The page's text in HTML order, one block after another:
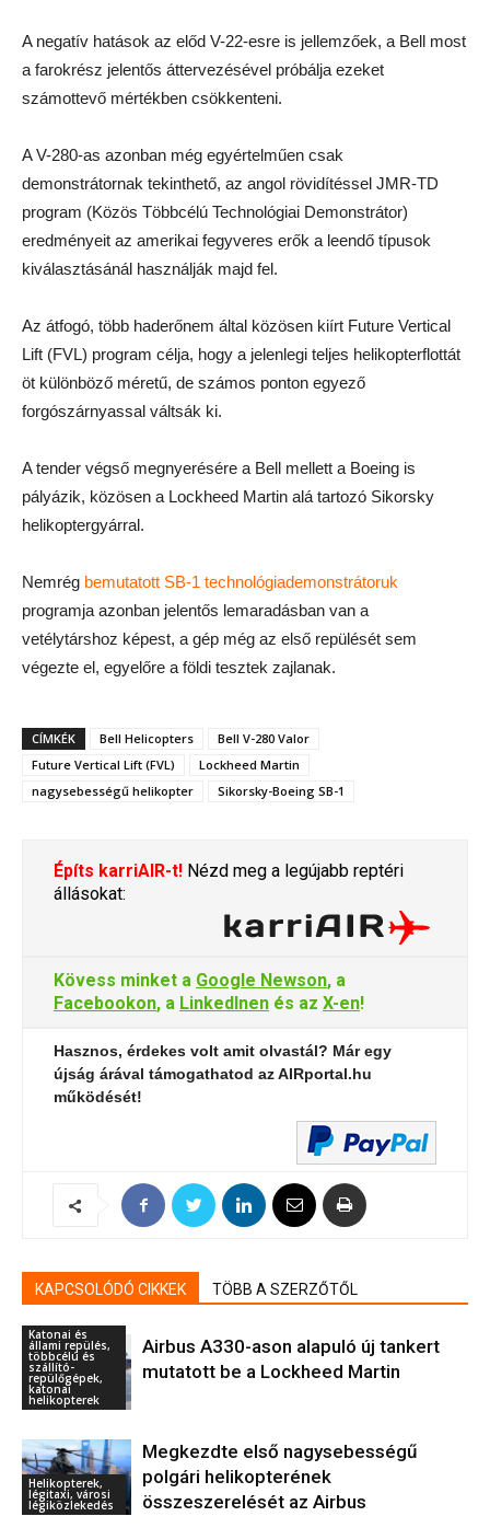
A negatív hatások az előd V-22-esre is jellemzőek, a Bell most
a farokrész jelentős áttervezésével próbálja ezeket
számottevő mértékben csökkenteni.
A V-280-as azonban még egyértelműen csak
demonstrátornak tekinthető, az angol rövidítéssel JMR-TD
program (Közös Többcélú Technológiai Demonstrátor)
eredményeit az amerikai fegyveres erők a leendő típusok
kiválasztásánál használják majd fel.
Az átfogó, több haderőnem által közösen kiírt Future Vertical
Lift (FVL) program célja, hogy a jelenlegi teljes helikopterflottát
öt különböző méretű, de számos ponton egyező
forgószárnyassal váltsák ki.
A tender végső megnyerésére a Bell mellett a Boeing is
pályázik, közösen a Lockheed Martin alá tartozó Sikorsky
helikoptergyárral.
Nemrég bemutatott SB-1 technológiademonstrátoruk
programja azonban jelentős lemaradásban van a
vetélytárshoz képest, a gép még az első repülését sem
végezte el, egyelőre a földi tesztek zajlanak.
CÍMKÉK Bell Helicopters
Bell V-280 Valor
Future Vertical Lift (FVL)
Lockheed Martin
nagysebességű helikopter
Sikorsky-Boeing SB-1
Építs karriAIR-t! Nézd meg a legújabb reptéri
állásokat:
Kövess minket a Google Newson, a
Facebookon, a LinkedInen és az X-en!
Hasznos, érdekes volt amit olvastál? Már egy
újság árával támogathatod az AIRportal.hu
működését!
KAPCSOLÓDÓ CIKKEK TÖBB A SZERZŐTŐL
Katonai és
állami repülés,
többcélú és
szállító-
repülőgépek,
katonai
helikopterek
Airbus A330-ason alapuló új tankert
mutatott be a Lockheed Martin
Helikopterek,
légitaxi, városi
légiközlekedés
Megkezdte első nagysebességű
polgári helikopterének
összeszerelését az Airbus